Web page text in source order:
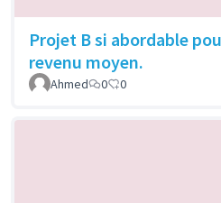
Projet B si abordable
revenu moyen.
Ahmed 0 0